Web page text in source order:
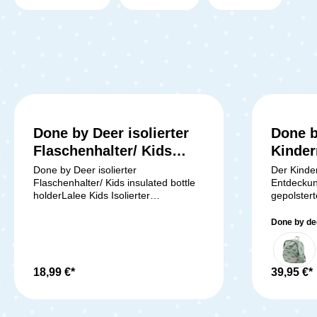
Done by Deer isolierter
Flaschenhalter/ Kids
insulated bottle holder
Done by Deer isolierter
Flaschenhalter/ Kids insulated bottle
holderLalee Kids Isolierter
warm bleiben. Dank des hochwertigen
über Stunden in der gewünschten
18,99 €*
Done
Der
Klick
für einen
Kind. Der
eine
Schätze.
und eine
Done by
39,95 €*